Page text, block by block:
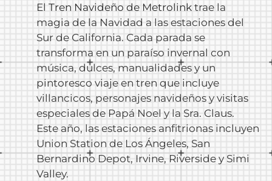
El Tren Navideño de Metrolink trae la
magia de la Navidad a las estaciones del
Sur de California. Cada parada se
transforma en un paraíso invernal con
música, dulces, manualidades y un
pintoresco viaje en tren que incluye
villancicos, personajes navideños y visitas
especiales de Papá Noel y la Sra. Claus.
Este año, las estaciones anfitrionas incluyen
Union Station de Los Ángeles, San
Bernardino Depot, Irvine, Riverside y Simi
Valley.